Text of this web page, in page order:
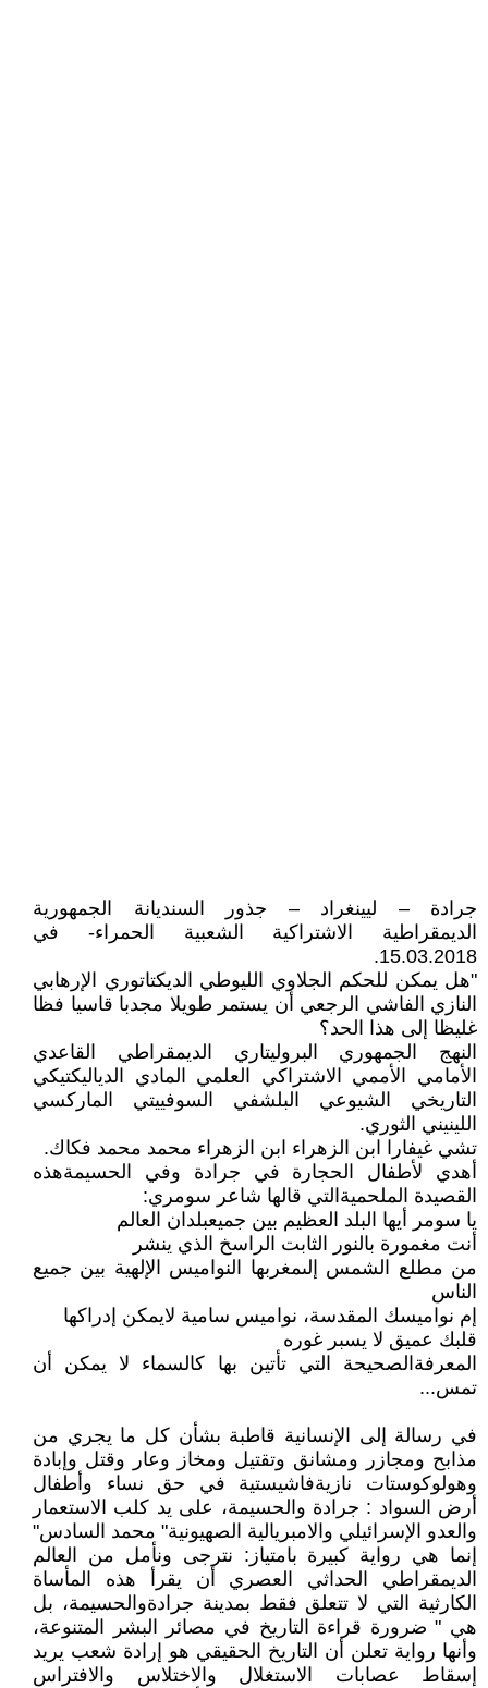
جرادة – ليينغراد – جذور السنديانة الجمهورية
الديمقراطية الاشتراكية الشعبية الحمراء- في
15.03.2018.
"هل يمكن للحكم الجلاوي الليوطي الديكتاتوري الإرهابي
النازي الفاشي الرجعي أن يستمر طويلا مجدبا قاسيا فظا
غليظا إلى هذا الحد؟
النهج الجمهوري البروليتاري الديمقراطي القاعدي
الأمامي الأممي الاشتراكي العلمي المادي الدياليكتيكي
التاريخي الشيوعي البلشفي السوفييتي الماركسي
اللينيني الثوري.
تشي غيفارا ابن الزهراء ابن الزهراء محمد محمد فكاك.
أهدي لأطفال الحجارة في جرادة وفي الحسيمةهذه
القصيدة الملحميةالتي قالها شاعر سومري:
يا سومر أيها البلد العظيم بين جميعبلدان العالم
أنت مغمورة بالنور الثابت الراسخ الذي ينشر
من مطلع الشمس إلىمغربها النواميس الإلهية بين جميع
الناس
إم نواميسك المقدسة، نواميس سامية لايمكن إدراكها
قلبك عميق لا يسبر غوره
المعرفةالصحيحة التي تأتين بها كالسماء لا يمكن أن
تمس...
في رسالة إلى الإنسانية قاطبة بشأن كل ما يجري من
مذابح ومجازر ومشانق وتقتيل ومخاز وعار وقتل وإبادة
وهولوكوستات نازيةفاشيستية في حق نساء وأطفال
أرض السواد : جرادة والحسيمة، على يد كلب الاستعمار
والعدو الإسرائيلي والامبريالية الصهيونية" محمد السادس"
إنما هي رواية كبيرة بامتياز: نترجى ونأمل من العالم
الديمقراطي الحداثي العصري أن يقرأ هذه المأساة
الكارثية التي لا تتعلق فقط بمدينة جرادةوالحسيمة، بل
هي " ضرورة قراءة التاريخ في مصائر البشر المتنوعة،
وأنها رواية تعلن أن التاريخ الحقيقي هو إرادة شعب يريد
إسقاط عصابات الاستغلال والاختلاس والافتراس